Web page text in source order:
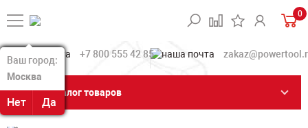
Ваш город:
Москва
Нет Да
Ваш город:
Москва
Нет Да
0
+7 800 555 42 85
Каталог товаров